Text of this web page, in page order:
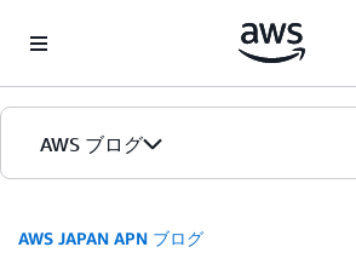
AWS ブログ
AWS JAPAN APN ブログ